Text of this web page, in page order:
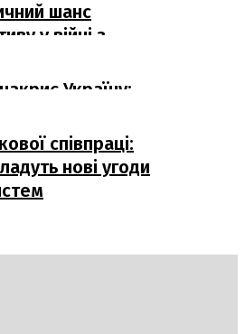
шанс
у війні з
Україну:
температури
співпраці:
нові угоди